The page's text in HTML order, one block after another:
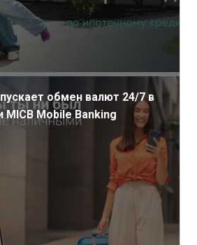
обмен валют 24/7 в
MICB Mobile Banking